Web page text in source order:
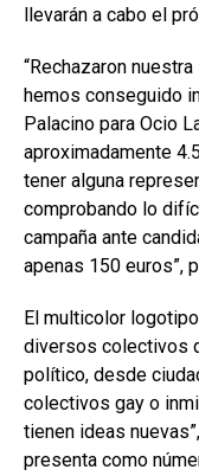
llevarán a cabo el
“Rechazaron
hemos conseguido
Palacino para Ocio
aproximadamente
tener alguna
comprobando lo
campaña ante
apenas 150 euros”,
El multicolor
diversos colectivos
político, desde
colectivos gay o
tienen ideas
presenta como